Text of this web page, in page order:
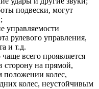
подвески, могут
управляемости
рулевого управления,
и т.д.
всего проявляется
на прямой,
положении колес,
колес, неустойчивым